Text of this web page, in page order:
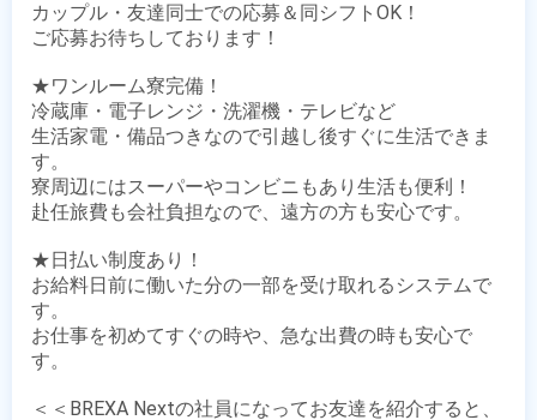
カップル・友達同士での応募＆同シフトOK！
ご応募お待ちしております！
★ワンルーム寮完備！
冷蔵庫・電子レンジ・洗濯機・テレビなど
生活家電・備品つきなので引越し後すぐに生活できま
す。
寮周辺にはスーパーやコンビニもあり生活も便利！
赴任旅費も会社負担なので、遠方の方も安心です。
★日払い制度あり！
お給料日前に働いた分の一部を受け取れるシステムで
す。
お仕事を初めてすぐの時や、急な出費の時も安心で
す。
＜＜BREXA Nextの社員になってお友達を紹介すると、